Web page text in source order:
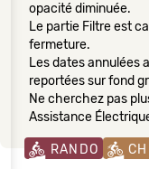
opacité diminuée.
Le partie Filtre est
fermeture.
Les dates annulées
reportées sur fond
Ne cherchez pas
Assistance
RANDO